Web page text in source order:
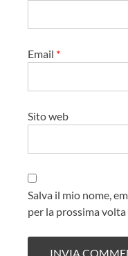
Email *
Sito web
Salva il mio nome,
per la prossima